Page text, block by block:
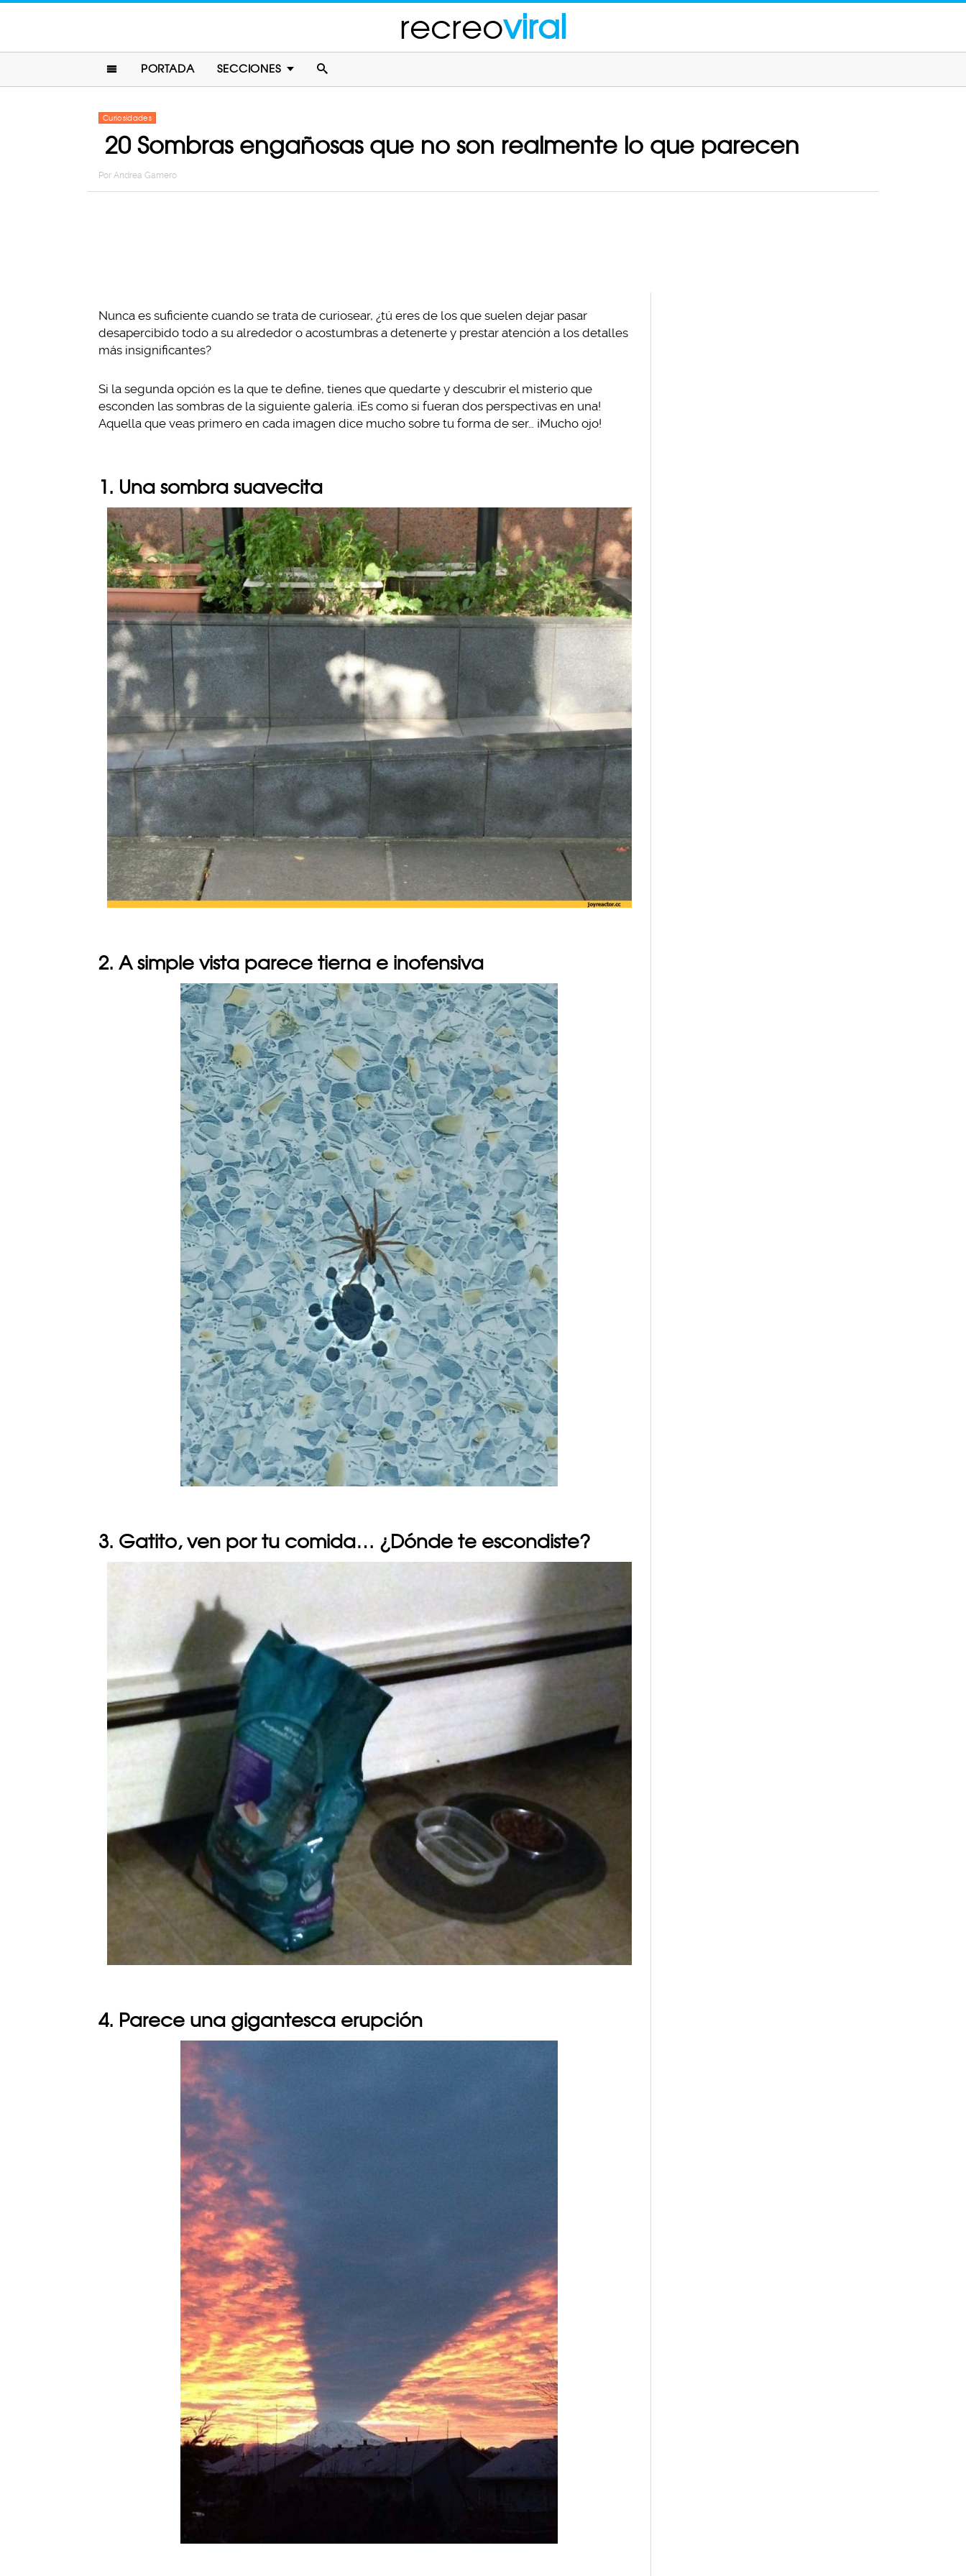
recreoviral
PORTADA SECCIONES
Curiosidades
20 Sombras engañosas que no son realmente lo que parecen
Por Andrea Gamero
Nunca es suficiente cuando se trata de curiosear, ¿tú eres de los que suelen dejar pasar
desapercibido todo a su alrededor o acostumbras a detenerte y prestar atención a los detalles
más insignificantes?
Si la segunda opción es la que te define, tienes que quedarte y descubrir el misterio que
esconden las sombras de la siguiente galería. ¡Es como si fueran dos perspectivas en una!
Aquella que veas primero en cada imagen dice mucho sobre tu forma de ser… ¡Mucho ojo!
1. Una sombra suavecita
2. A simple vista parece tierna e inofensiva
3. Gatito, ven por tu comida… ¿Dónde te escondiste?
4. Parece una gigantesca erupción